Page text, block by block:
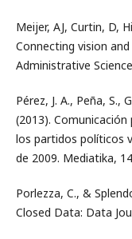
Meijer, AJ, Curtin, D,
Connecting vision
Administrative
Pérez, J. A., Peña, S.,
(2013).
los partidos políticos
de 2009. Mediatika,
Porlezza, C., &
Closed Data: Data